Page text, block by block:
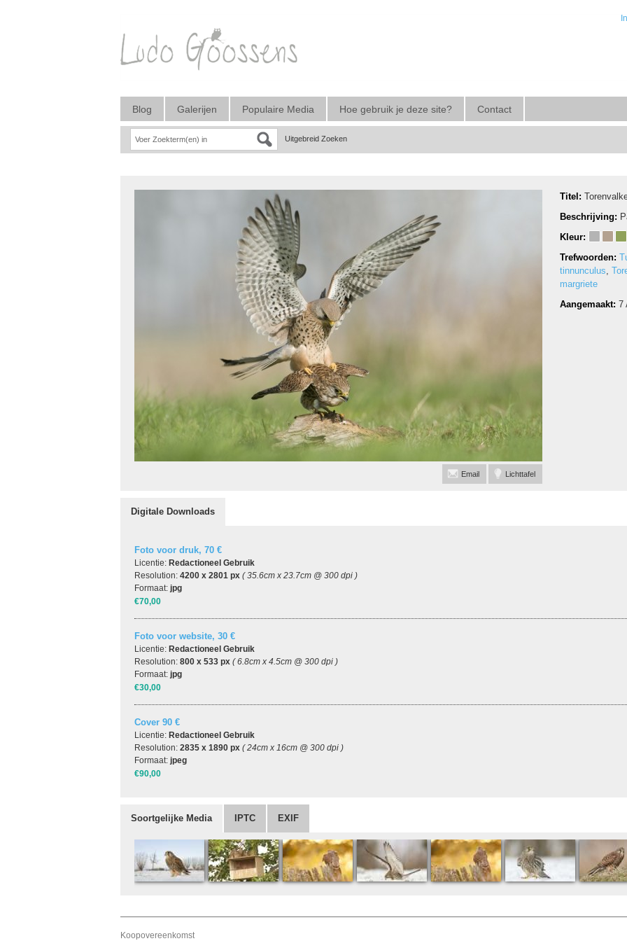
Blog Galerijen Populaire Media Hoe gebruik je deze site? Contact
Uitgebreid Zoeken
Lichttafel
Email
Titel:
Beschrijving:
Kleur:
Trefwoorden:
tinnunculus,
margriete
Aangemaakt: 7
Digitale Downloads
Foto voor druk, 70 €
Licentie: Redactioneel Gebruik
Resolution: 4200 x 2801 px ( 35.6cm x 23.7cm @ 300 dpi )
Formaat: jpg
€70,00
Foto voor website, 30 €
Licentie: Redactioneel Gebruik
Resolution: 800 x 533 px ( 6.8cm x 4.5cm @ 300 dpi )
Formaat: jpg
€30,00
Cover 90 €
Licentie: Redactioneel Gebruik
Resolution: 2835 x 1890 px ( 24cm x 16cm @ 300 dpi )
Formaat: jpeg
€90,00
Soortgelijke Media IPTC EXIF
Koopovereenkomst